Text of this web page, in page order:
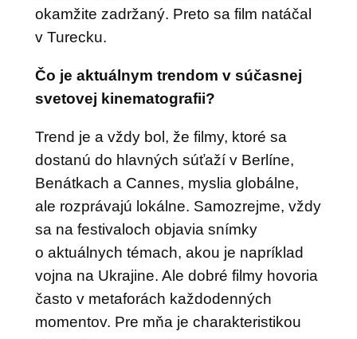
okamžite zadržaný. Preto sa film natáčal
v Turecku.
Čo je aktuálnym trendom v súčasnej
svetovej kinematografii?
Trend je a vždy bol, že filmy, ktoré sa
dostanú do hlavných súťaží v Berlíne,
Benátkach a Cannes, myslia globálne,
ale rozprávajú lokálne. Samozrejme, vždy
sa na festivaloch objavia snímky
o aktuálnych témach, akou je napríklad
vojna na Ukrajine. Ale dobré filmy hovoria
často v metaforách každodenných
momentov. Pre mňa je charakteristikou